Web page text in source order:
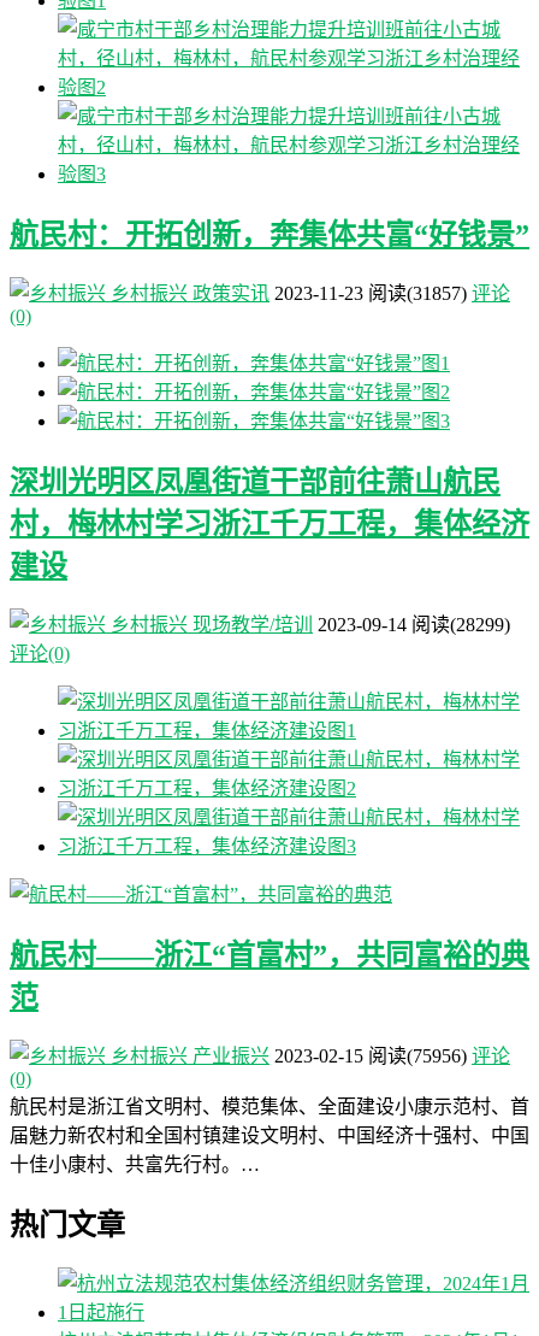
航民村：开拓创新，奔集体共富“好钱景”
乡村振兴 政策实讯 2023-11-23 阅读(31857) 评论
(0)
深圳光明区凤凰街道干部前往萧山航民
村，梅林村学习浙江千万工程，集体经济
建设
乡村振兴 现场教学/培训 2023-09-14 阅读(28299)
评论(0)
航民村——浙江“首富村”，共同富裕的典
范
乡村振兴 产业振兴 2023-02-15 阅读(75956) 评论
(0)
航民村是浙江省文明村、模范集体、全面建设小康示范村、首
届魅力新农村和全国村镇建设文明村、中国经济十强村、中国
十佳小康村、共富先行村。…
热门文章